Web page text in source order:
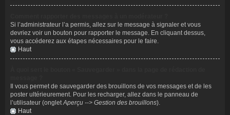
Si l’administrateur l’a permis, allez sur le message à signaler et vous
devriez voir un bouton pour rapporter le message. En cliquant dessus,
vous accéderez aux étapes nécessaires pour le faire.
Haut
Il vous permet de sauvegarder des brouillons de vos messages et de les
poster ultérieurement. Pour les recharger, allez dans le panneau de
l’utilisateur (ongletAperçu --> Gestion des brouillons).
Haut